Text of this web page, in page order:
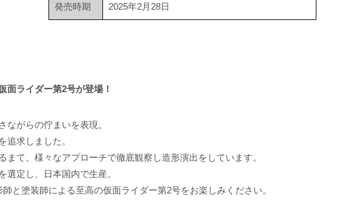
発売時期 2025年2月28日
面ライダー第2号が登場！
がらの佇まいを表現。
追求しました。
て、様々なアプローチで徹底観察し造形演出をしています。
定し、日本国内で生産。
と塗装師による至高の仮面ライダー第2号をお楽しみください。